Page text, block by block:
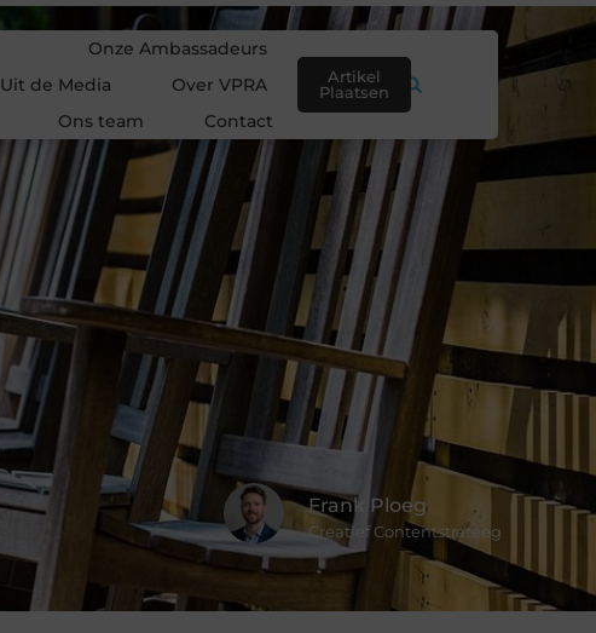
Onze Ambassadeurs
Uit de Media
Over VPRA
Ons team
Contact
Artikel
Plaatsen
Frank Ploeg
Creatief Contentstrateeg